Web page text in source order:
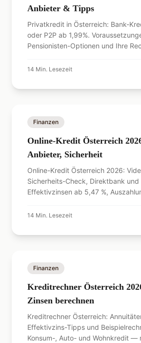
Anbieter & Tipps
Privatkredit in Österreich: Bank-
oder P2P ab 1,99%.
Pensionisten-Optionen und Ihre
14 Min. Lesezeit
Finanzen
Online-Kredit Österreich
Anbieter, Sicherheit
Online-Kredit Österreich 2026:
Sicherheits-Check, Direktbank
Effektivzinsen ab 5,47 %,
14 Min. Lesezeit
Finanzen
Kreditrechner Österreich
Zinsen berechnen
Kreditrechner Österreich:
Effektivzins-Tipps und
Konsum-, Auto- und Wohnkredit —